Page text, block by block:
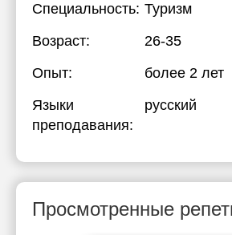
Специальность: Туризм
Возраст:
26-35
Опыт:
более 2 лет
Языки
преподавания:
русский
Просмотренные